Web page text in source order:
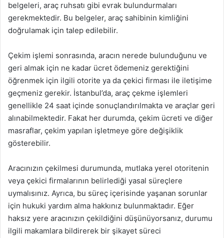
belgeleri, araç ruhsatı gibi evrak bulundurmaları
gerekmektedir. Bu belgeler, araç sahibinin kimliğini
doğrulamak için talep edilebilir.
Çekim işlemi sonrasında, aracın nerede bulunduğunu ve
geri almak için ne kadar ücret ödemeniz gerektiğini
öğrenmek için ilgili otorite ya da çekici firması ile iletişime
geçmeniz gerekir. İstanbul’da, araç çekme işlemleri
genellikle 24 saat içinde sonuçlandırılmakta ve araçlar geri
alınabilmektedir. Fakat her durumda, çekim ücreti ve diğer
masraflar, çekim yapılan işletmeye göre değişiklik
gösterebilir.
Aracınızın çekilmesi durumunda, mutlaka yerel otoritenin
veya çekici firmalarının belirlediği yasal süreçlere
uymalısınız. Ayrıca, bu süreç içerisinde yaşanan sorunlar
için hukuki yardım alma hakkınız bulunmaktadır. Eğer
haksız yere aracınızın çekildiğini düşünüyorsanız, durumu
ilgili makamlara bildirerek bir şikayet süreci